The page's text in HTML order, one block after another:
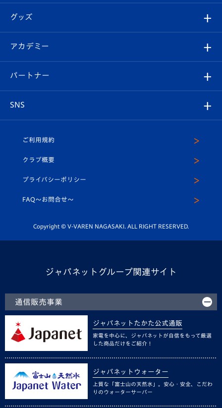
チケット
イベント
メディア
ホームタウン
スタッフプロフィール
マスコット紹介
平和祈念活動
ホームタウン活動
はじめての観戦ガイド
Revive Team
ヴィヴィくんの長崎おもてなしガイド
フォトギャラリー
スタジアムグルメ
チケット
V-LOVERS（ファンクラブ）
プレイヤーズスイート
グッズ
オンラインショップ
店舗情報
アカデミー
育成からのお知らせ
U-18
スクール
パートナー
SNS
ヴィヴィくんインスタグラム
公式LINE＠
ご利用規約
クラブ概要
プライバシーポリシー
FAQ〜お問合せ〜
Copyright © V-VAREN NAGASAKI. ALL RIGHT RESERVED.
ジャパネットグループ関連サイト
通信販売事業
ジャパネットたかた公式通販
家電を中心に、ジャパネットが自信をもって厳選
した商品だけをご紹介！
ジャパネットウォーター
上質な「富士山の天然水」。安心・安全、こだわ
りのウォーターサーバー